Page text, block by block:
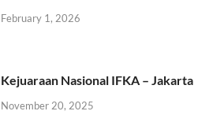
February 1, 2026
Kejuaraan Nasional IFKA – Jakarta
November 20, 2025